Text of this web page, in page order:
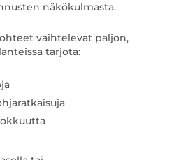
näkökulmasta.
vaihtelevat paljon,
tarjota: